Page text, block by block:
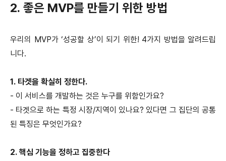
2. 좋은 MVP를 만들기 위한 방법
우리의 MVP가 ‘성공할 상’이 되기 위한! 4가지 방법을 알려드립
니다.
1. 타겟을 확실히 정한다.
- 이 서비스를 개발하는 것은 누구를 위함인가요?
- 타겟으로 하는 특정 시장/지역이 있나요? 있다면 그 집단의 공통
된 특징은 무엇인가요?
2. 핵심 기능을 정하고 집중한다